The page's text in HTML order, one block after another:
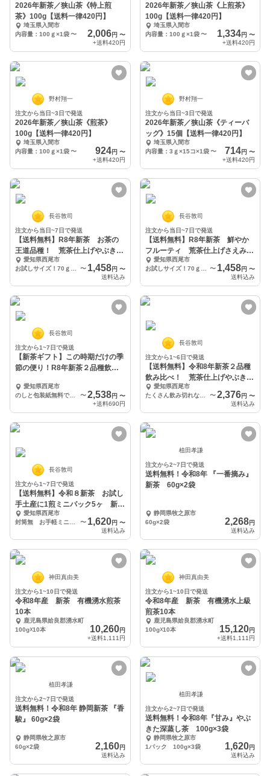
2026年新茶／狭山茶《特上煎
茶》100g【送料一律420円】
埼玉県入間市
内容量：100ｇ×1袋〜 2,006円 〜
+送料420円
2026年新茶／狭山茶《上煎茶》
100g【送料一律420円】
埼玉県入間市
内容量：100ｇ×1袋 〜 1,334円 〜
+送料420円
野村翔一
注文から当日~3日で発送
2026年新茶／狭山茶《煎茶》
100g【送料一律420円】
埼玉県入間市
内容量：100ｇ×1袋〜 924円 〜
+送料420円
野村翔一
注文から当日~3日で発送
2026年新茶／狭山茶《ティーバ
ッグ》15個【送料一律420円】
埼玉県入間市
内容量：3ｇ×15コ×1袋 〜 714円 〜
+送料420円
長谷敦司
注文から当日~7日で発送
【送料無料】R8年新茶 お茶の
王道品種！ 荒茶仕上げやぶき
た愛知県西尾市
〜 1,458円 〜
送料込み
長谷敦司
注文から当日~7日で発送
【送料無料】R8年新茶 鮮やか
フルーティ 荒茶仕上げさえみど
り愛知県西尾市
〜 1,458円 〜
送料込み
長谷敦司
注文から1~7日で発送
【新茶ギフト】この時期だけの季
節の便り！R8年新茶２品種飲み
愛知県西尾市
のしと包装紙無料です！50ｇ×2種箱入り
〜 2,538円 〜
+送料690円
長谷敦司
注文から1~6日で発送
【送料無料】令和8年新茶２品種
飲み比べ！ 荒茶仕上げやぶきた
＆さえみどり
愛知県西尾市
たくさん飲み切れない方に50ｇ×2パック
〜2,376円 〜
送料込み
長谷敦司
注文から1~7日で発送
【送料無料】令和８新茶 お試し
手土産に1煎ミニパック5ヶ 新茶
２品種飲み比べ！
愛知県西尾市
〜 1,620円 〜
送料込み
植田孝謙
注文から2~7日で発送
送料無料！令和8年 『一番摘み』
新茶 60g×2袋
静岡県牧之原市
60g×2袋
2,268円
送料込み
神田真由美
注文から1~10日で発送
令和8年産 新茶 有機湧水煎茶
10本
鹿児島県姶良郡湧水町
100g☓10本
10,260円
+送料1,111円
神田真由美
注文から1~10日で発送
令和8年産 新茶 有機湧水上級
煎茶10本
鹿児島県姶良郡湧水町
100g☓10本
15,120円
+送料1,111円
植田孝謙
注文から2~7日で発送
送料無料！令和8年 静岡新茶 『香
駿』 60g×2袋
静岡県牧之原市
60g×2袋
2,160円
送料込み
植田孝謙
注文から2~7日で発送
送料無料！令和8年『甘み』やぶ
きた深蒸し茶 100g×3袋
静岡県牧之原市
1パック 100g×3袋
1,620円
送料込み